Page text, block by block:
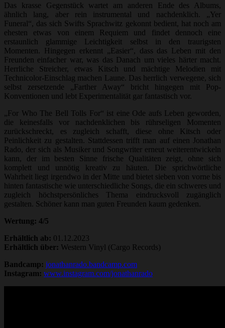
Das krasse Gegenstück wartet am anderen Ende des Albums,
ähnlich lang, aber rein instrumental und nachdenklich. „Yer
Funeral“, das sich Swifts Sprachwitz gekonnt bedient, hat noch am
ehesten etwas von einem Requiem und findet dennoch eine
erstaunlich glammige Leichtigkeit selbst in den traurigsten
Momenten. Hingegen erkennt „Easier“, dass das Leben mit den
Freunden einfacher war, was das Danach um vieles härter macht.
Herrliche Streicher, etwas Kitsch und mächtige Melodien mit
Technicolor-Einschlag machen Laune. Das herrlich verwegene, sich
selbst zersetzende „Farther Away“ bricht hingegen mit Pop-
Konventionen und lebt Experimentalität gar fantastisch vor.
„For Who The Bell Tolls For“ ist eine Ode aufs Leben geworden,
die keinesfalls vor nachdenklichen bis rührseligen Momenten
zurückschreckt, es zugleich schafft, diese ohne Kitsch oder
Peinlichkeit zu gestalten. Stattdessen trifft man auf einen Jonathan
Rado, der sich als Musiker und Songwriter erneut weiterentwickeln
kann, der im besten Sinne frische Qualitäten zeigt, ohne sich
komplett und unnötig kreativ zu häuten. Die sprichwörtliche
Wahrheit liegt irgendwo in der Mitte und bietet sieben von vorne bis
hinten fantastische wie unterschiedliche Songs, die ein schweres und
zugleich höchstpersönliches Thema eindrucksvoll zugänglich
gestalten. Schöner kann man guten Freunden kaum gedenken.
Wertung: 4/5
Erhältlich ab: 01.12.2023
Erhältlich über: Western Vinyl (Cargo Records)
Bandcamp: jonathanrado.bandcamp.com
Instagram: www.instagram.com/jonathanrado